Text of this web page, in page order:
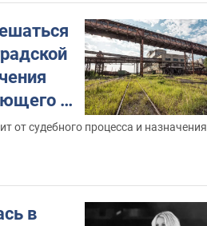
–
от судебного процесса и назначения
в